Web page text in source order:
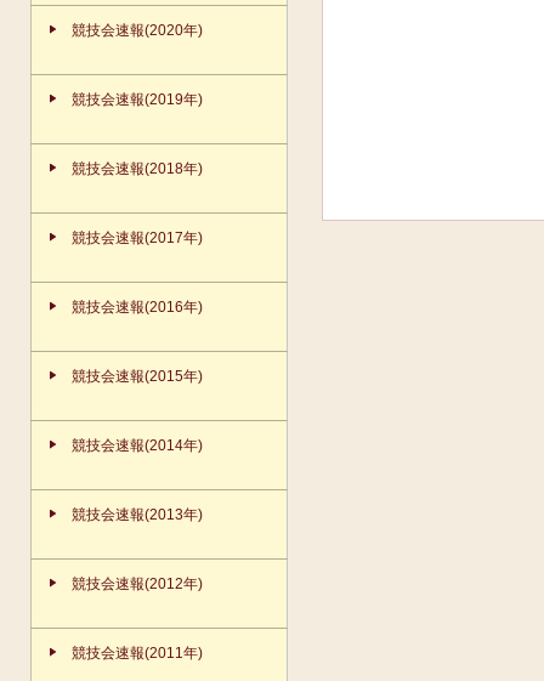
競技会速報(2020年)
競技会速報(2019年)
競技会速報(2018年)
競技会速報(2017年)
競技会速報(2016年)
競技会速報(2015年)
競技会速報(2014年)
競技会速報(2013年)
競技会速報(2012年)
競技会速報(2011年)